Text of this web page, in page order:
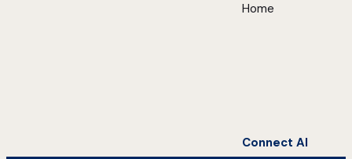
Home
Connect AI